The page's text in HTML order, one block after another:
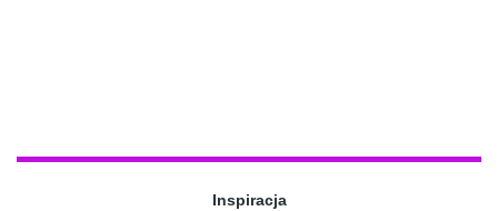
Inspiracja